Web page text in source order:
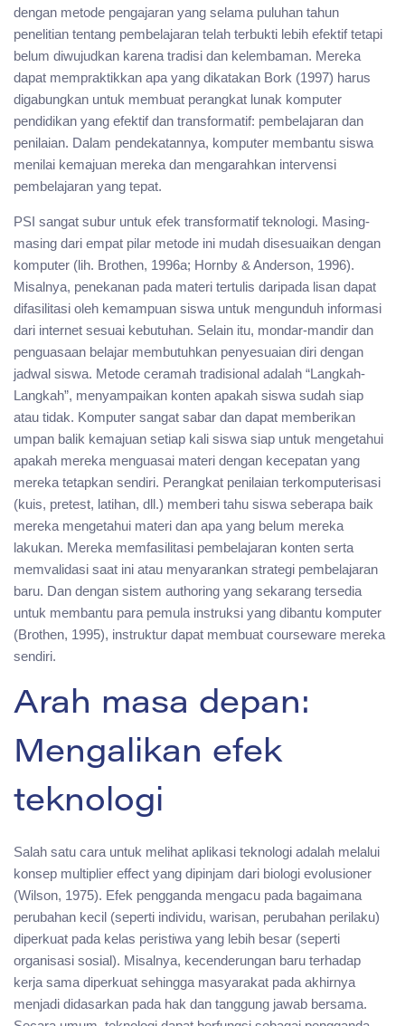
dengan metode pengajaran yang selama puluhan tahun
penelitian tentang pembelajaran telah terbukti lebih efektif tetapi
belum diwujudkan karena tradisi dan kelembaman. Mereka
dapat mempraktikkan apa yang dikatakan Bork (1997) harus
digabungkan untuk membuat perangkat lunak komputer
pendidikan yang efektif dan transformatif: pembelajaran dan
penilaian. Dalam pendekatannya, komputer membantu siswa
menilai kemajuan mereka dan mengarahkan intervensi
pembelajaran yang tepat.
PSI sangat subur untuk efek transformatif teknologi. Masing-
masing dari empat pilar metode ini mudah disesuaikan dengan
komputer (lih. Brothen, 1996a; Hornby & Anderson, 1996).
Misalnya, penekanan pada materi tertulis daripada lisan dapat
difasilitasi oleh kemampuan siswa untuk mengunduh informasi
dari internet sesuai kebutuhan. Selain itu, mondar-mandir dan
penguasaan belajar membutuhkan penyesuaian diri dengan
jadwal siswa. Metode ceramah tradisional adalah “Langkah-
Langkah”, menyampaikan konten apakah siswa sudah siap
atau tidak. Komputer sangat sabar dan dapat memberikan
umpan balik kemajuan setiap kali siswa siap untuk mengetahui
apakah mereka menguasai materi dengan kecepatan yang
mereka tetapkan sendiri. Perangkat penilaian terkomputerisasi
(kuis, pretest, latihan, dll.) memberi tahu siswa seberapa baik
mereka mengetahui materi dan apa yang belum mereka
lakukan. Mereka memfasilitasi pembelajaran konten serta
memvalidasi saat ini atau menyarankan strategi pembelajaran
baru. Dan dengan sistem authoring yang sekarang tersedia
untuk membantu para pemula instruksi yang dibantu komputer
(Brothen, 1995), instruktur dapat membuat courseware mereka
sendiri.
Arah masa depan:
Mengalikan efek
teknologi
Salah satu cara untuk melihat aplikasi teknologi adalah melalui
konsep multiplier effect yang dipinjam dari biologi evolusioner
(Wilson, 1975). Efek pengganda mengacu pada bagaimana
perubahan kecil (seperti individu, warisan, perubahan perilaku)
diperkuat pada kelas peristiwa yang lebih besar (seperti
organisasi sosial). Misalnya, kecenderungan baru terhadap
kerja sama diperkuat sehingga masyarakat pada akhirnya
menjadi didasarkan pada hak dan tanggung jawab bersama.